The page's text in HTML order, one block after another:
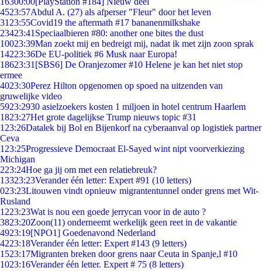
4523:57Abdul A. (27) als afperser "Fleur" door het leven
31 23:55Covid19 the aftermath #17 bananenmilkshake
23423:41 Speciaalbieren #80: another one bites the dust
10023:39Man zoekt mij en bedreigt mij, nadat ik met zijn zoon sprak
14223:36De EU-politiek #6 Musk naar Europa!
18623:31 [SBS6] De Oranjezomer #10 Helene je kan het niet stop
ermee
4023:30Perez Hilton opgenomen op spoed na uitzenden van
gruwelijke video
5923:2930 asielzoekers kosten 1 miljoen in hotel centrum Haarlem
1823:27Het grote dagelijkse Trump nieuws topic #31
1 23:26Datalek bij Bol en Bijenkorf na cyberaanval op logistiek partner
Ceva
1 23:25Progressieve Democraat El-Sayed wint nipt voorverkiezing
Michigan
223:24Hoe ga jij om met een relatiebreuk?
13323:23Verander één letter: Expert #91 (10 letters)
023:23Litouwen vindt opnieuw migrantentunnel onder grens met Wit-
Rusland
1223:23Wat is nou een goede jerrycan voor in de auto ?
3823:20Zoon(11) onderneemt werkelijk geen reet in de vakantie
4923:19[NPO1] Goedenavond Nederland
4223:18Verander één letter: Expert #143 (9 letters)
1523:17Migranten breken door grens naar Ceuta in Spanje,l #10
1023:16Verander één letter. Expert # 75 (8 letters)